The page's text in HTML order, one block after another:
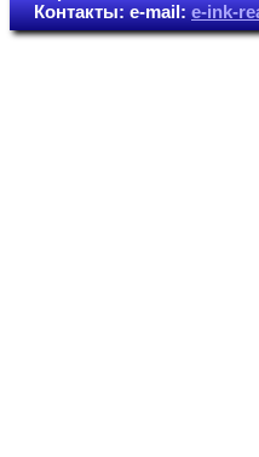
Контакты: e-mail:e-ink-